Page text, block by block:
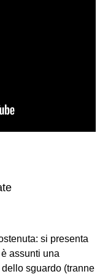
si presenta
assunti una
sguardo (tranne